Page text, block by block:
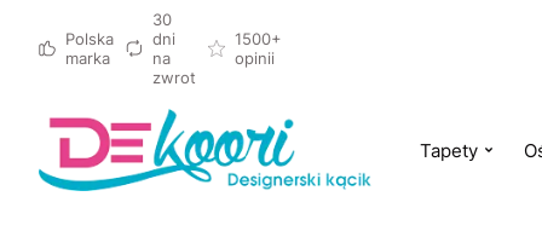
Polska
marka
30
dni
na
zwrot
1500+
opinii
Tapety